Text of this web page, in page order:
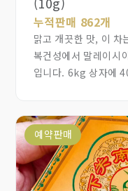
누적판매 862개
맑고 개끗한 맛, 이 차
복건성에서 말레이시
입니다. 6kg 상자에
맛입니다. 이렇게 열감이 빠른차, 등줄기로 해서 경추와 어깨
전체가 뜨거워지는
체험이 당신을 기다리
예약판매